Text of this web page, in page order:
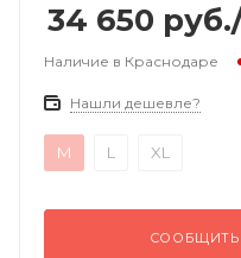
34 650 руб.
Наличие в Краснодаре
Нашли дешевле?
M L XL